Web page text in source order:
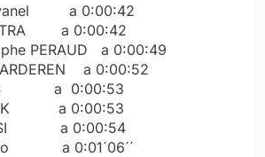
a 0:00:42
a 0:00:42
PERAUD a 0:00:49
a 0:00:52
a 0:00:53
a 0:00:53
a 0:00:54
a 0:01´06´´